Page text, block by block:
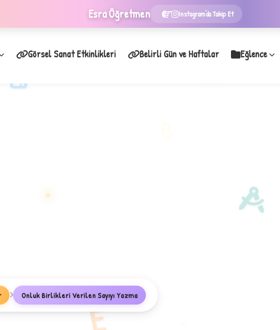
EsraÖğretmen Instagram'da Takip Et
Görsel Sanat Etkinlikleri Belirli Gün ve Haftalar Eğlence
Onluk Birlikleri Verilen Sayıyı Yazma
E